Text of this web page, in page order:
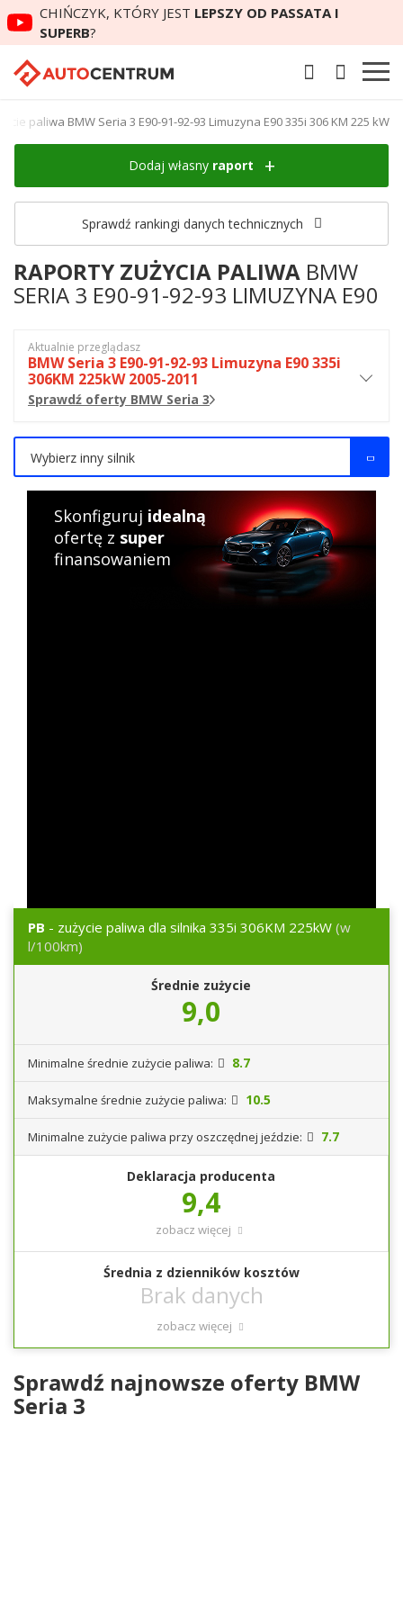
CHIŃCZYK, KTÓRY JEST LEPSZY OD PASSATA I
SUPERB?
paliwa BMW Seria 3 E90-91-92-93 Limuzyna E90 335i 306 KM 225 kW
Dodaj własny raport
Sprawdź rankingi danych technicznych
PB - zużycie paliwa dla silnika 335i 306KM 225kW (w
l/100km)
Średnie zużycie
9,0
Deklaracja producenta
9,4
zobacz więcej
Średnia z dzienników kosztów
zobacz więcej
Minimalne średnie zużycie paliwa: 8.7
Maksymalne średnie zużycie paliwa: 10.5
Minimalne zużycie paliwa przy oszczędnej jeździe: 7.7
Sprawdź najnowsze oferty BMW
Seria 3
RAPORTY ZUŻYCIA PALIWA BMW
SERIA 3 E90-91-92-93 LIMUZYNA E90
Aktualnie przeglądasz
BMW Seria 3 E90-91-92-93 Limuzyna E90 335i
306KM 225kW 2005-2011
Sprawdź oferty BMW Seria 3
Wybierz inny silnik
Skonfiguruj idealną
ofertę z super
finansowaniem